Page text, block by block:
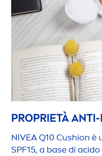
PROPRIETÀ
NIVEAQ10 Cushion è
SPF15, a base di